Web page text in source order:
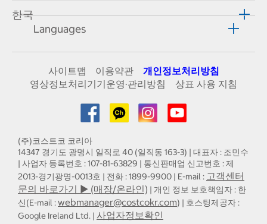
한국
Languages
사이트맵 이용약관
개인정보처리방침
영상정보처리기기운영·관리방침
상표 사용 지침
(주)코스트코 코리아
14347 경기도 광명시 일직로 40 (일직동 163-3) | 대표자 : 조민수
| 사업자 등록번호 : 107-81-63829 | 통신판매업 신고번호 : 제
2013-경기광명-0013호 | 전화 : 1899-9900 | E-mail : 고객센터
문의 바로가기 ▶ (매장/온라인) | 개인 정보 보호책임자 : 한
신(E-mail :webmanager@costcokr.com) | 호스팅제공자 :
Google Ireland Ltd. | 사업자정보확인